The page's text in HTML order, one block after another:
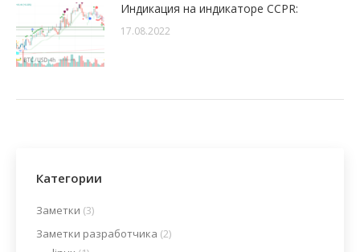
Индикация на индикаторе CCPR:
17.08.2022
Категории
Заметки (3)
Заметки разработчика (2)